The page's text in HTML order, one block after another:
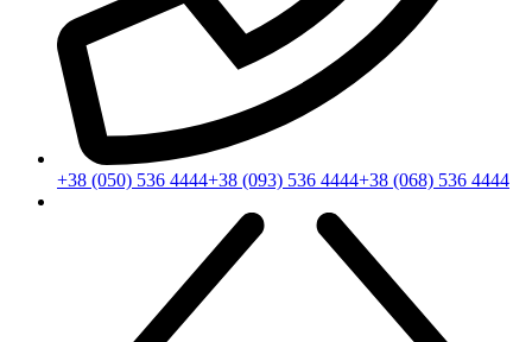
+38 (050) 536 4444+38 (093) 536 4444+38 (068) 536 4444